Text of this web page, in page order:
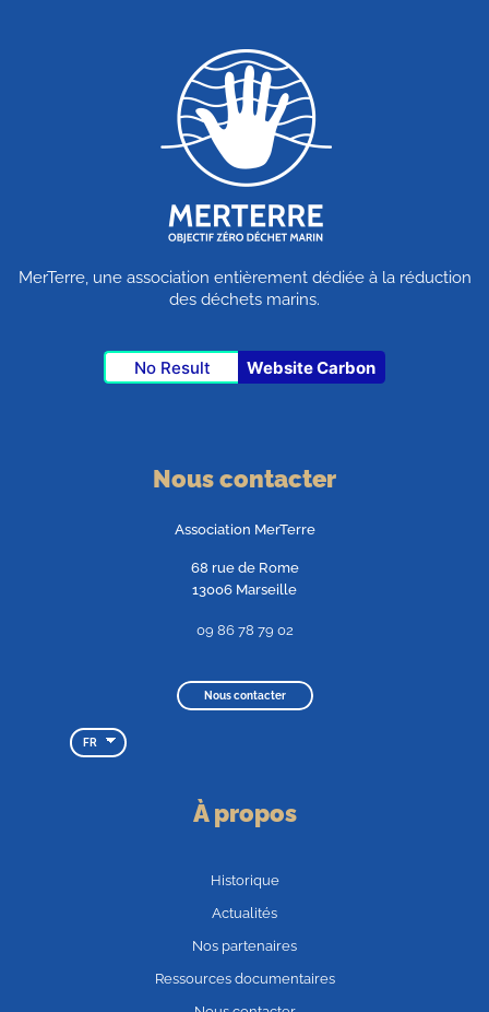
MerTerre, une association entièrement dédiée à la réduction
des déchets marins.
No Result Website Carbon
Nous contacter
Association MerTerre
68 rue de Rome
13006 Marseille
09 86 78 79 02
Nous contacter
FR
À propos
Historique
Actualités
Nos partenaires
Ressources documentaires